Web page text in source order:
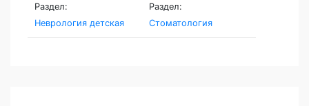
Раздел:
Неврология детская
Раздел:
Стоматология